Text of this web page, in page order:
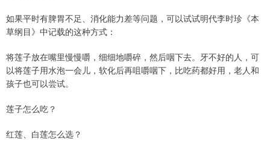
如果平时有脾胃不足、消化能力差等问题，可以试试明代李时珍《本
草纲目》中记载的这种方式：
将莲子放在嘴里慢慢嚼，细细地嚼碎，然后咽下去。牙不好的人，可
以将莲子用水泡一会儿，软化后再咀嚼咽下，比吃药都好用，老人和
孩子也可以尝试。
莲子怎么吃？
红莲、白莲怎么选？